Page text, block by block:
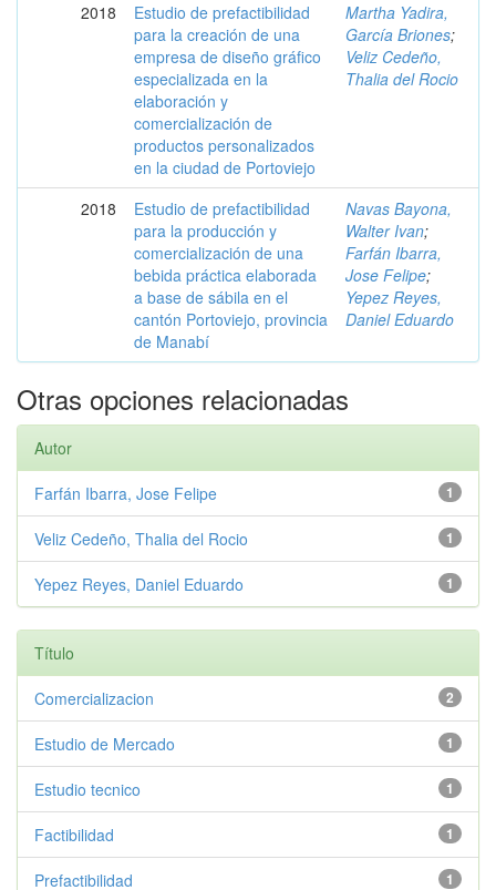
2018
Estudio de prefactibilidad
para la creación de una
empresa de diseño gráfico
especializada en la
elaboración y
comercialización de
productos personalizados
en la ciudad de Portoviejo
Martha Yadira,
García Briones;
Veliz Cedeño,
Thalia del Rocio
2018
Estudio de prefactibilidad
para la producción y
comercialización de una
bebida práctica elaborada
a base de sábila en el
cantón Portoviejo, provincia
de Manabí
Navas Bayona,
Walter Ivan;
Farfán Ibarra,
Jose Felipe;
Yepez Reyes,
Daniel Eduardo
Otras opciones relacionadas
Autor
1
Farfán Ibarra, Jose Felipe
1
Veliz Cedeño, Thalia del Rocio
1
Yepez Reyes, Daniel Eduardo
Título
2
Comercializacion
1
Estudio de Mercado
1
Estudio tecnico
1
Factibilidad
1
Prefactibilidad